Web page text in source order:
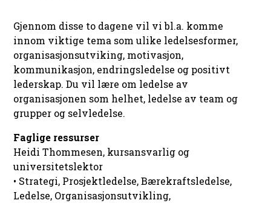
Gjennom disse to dagene vil vi bl.a. komme
innom viktige tema som ulike ledelsesformer,
organisasjonsutviking, motivasjon,
kommunikasjon, endringsledelse og positivt
lederskap. Du vil lære om ledelse av
organisasjonen som helhet, ledelse av team og
grupper og selvledelse.
Faglige ressurser
Heidi Thommesen, kursansvarlig og
universitetslektor
• Strategi, Prosjektledelse, Bærekraftsledelse,
Ledelse, Organisasjonsutvikling,